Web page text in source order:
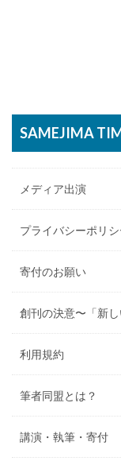
SAMEJIMA
メディア出演
プライバシーポリシ
寄付のお願い
創刊の決意〜「新
利用規約
筆者同盟とは？
講演・執筆・寄付